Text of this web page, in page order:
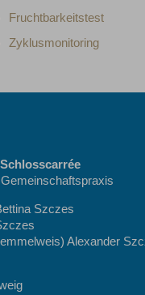
Fruchtbarkeitstest
Zyklusmonitoring
Szczes
Alexander